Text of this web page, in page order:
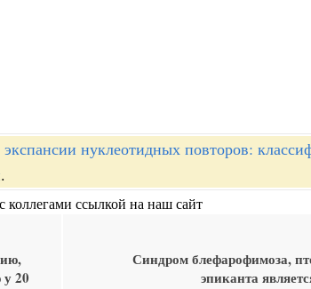
нуклеотидных повторов:
.
коллегами ссылкой на наш сайт
20
Синдром блефарофимоза,
эпиканта